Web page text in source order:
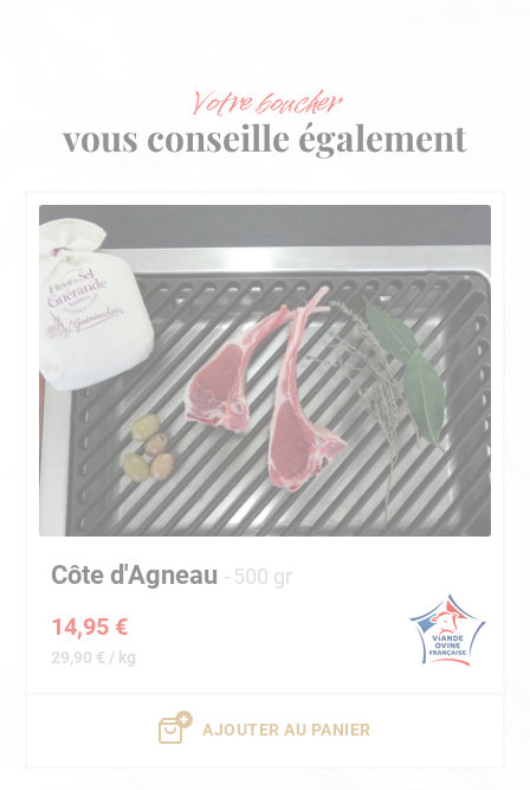
Votre boucher
vous conseille également
Côte d'Agneau 500 gr
14,95 €
29,90 € / kg
AJOUTER AU PANIER